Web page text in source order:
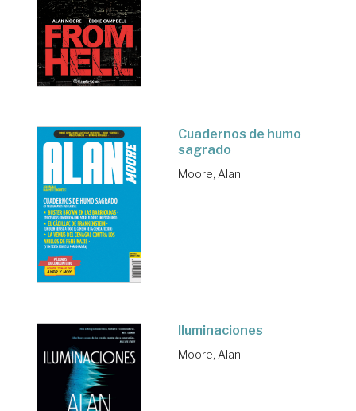
Cuadernos de humo
sagrado
Moore, Alan
Iluminaciones
Moore, Alan